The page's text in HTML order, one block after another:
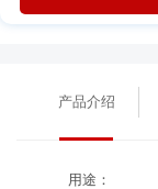
产品介绍
用途：